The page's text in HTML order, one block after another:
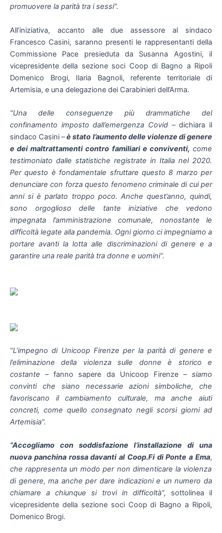
promuovere la parità tra i sessi”.
All’iniziativa, accanto alle due assessore al sindaco
Francesco Casini, saranno presenti le rappresentanti della
Commissione Pace presieduta da Susanna Agostini, il
vicepresidente della sezione soci Coop di Bagno a Ripoli
Domenico Brogi, Ilaria Bagnoli, referente territoriale di
Artemisia, e una delegazione dei Carabinieri dell’Arma.
“Una delle conseguenze più drammatiche del
confinamento imposto dall’emergenza Covid – dichiara il
sindaco Casini –è stato l’aumento delle violenze di genere
e dei maltrattamenti contro familiari e conviventi, come
testimoniato dalle statistiche registrate in Italia nel 2020.
Per questo è fondamentale sfruttare questo 8 marzo per
denunciare con forza questo fenomeno criminale di cui per
anni si è parlato troppo poco. Anche quest’anno, quindi,
sono orgoglioso delle tante iniziative che vedono
impegnata l’amministrazione comunale, nonostante le
difficoltà legate alla pandemia. Ogni giorno ci impegniamo a
portare avanti la lotta alle discriminazioni di genere e a
garantire una reale parità tra donne e uomini”.
“L’impegno di Unicoop Firenze per la parità di genere e
l’eliminazione della violenza sulle donne è storico e
costante – fanno sapere da Unicoop Firenze – siamo
convinti che siano necessarie azioni simboliche, che
favoriscano il cambiamento culturale, ma anche aiuti
concreti, come quello consegnato negli scorsi giorni ad
Artemisia”.
“Accogliamo con soddisfazione l’installazione di una
nuova panchina rossa davanti al Coop.Fi di Ponte a Ema,
che rappresenta un modo per non dimenticare la violenza
di genere, ma anche per dare indicazioni e un numero da
chiamare a chiunque si trovi in difficoltà”, sottolinea il
vicepresidente della sezione soci Coop di Bagno a Ripoli,
Domenico Brogi.